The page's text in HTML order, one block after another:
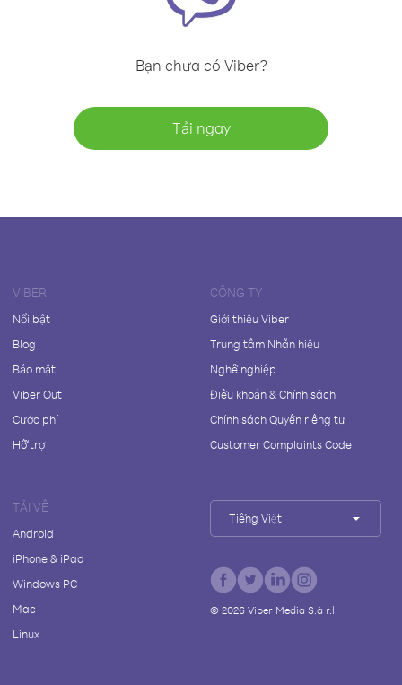
Bạn chưa có Viber?
Tải ngay
VIBER
Nổi bật
Blog
Bảo mật
Viber Out
Cước phí
Hỗ trợ
CÔNG TY
Giới thiệu Viber
Trung tâm Nhãn hiệu
Nghề nghiệp
Điều khoản & Chính sách
Chính sách Quyền riêng tư
Customer Complaints Code
TẢI VỀ
Android
iPhone & iPad
Windows PC
Mac
Linux
Tiếng Việt
© 2026Viber Media S.à r.l.